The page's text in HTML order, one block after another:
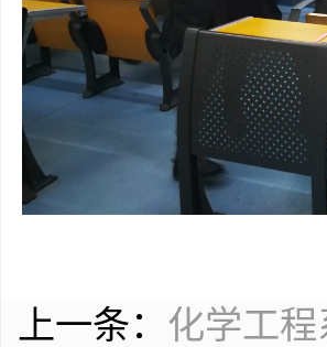
上一条： 化学工